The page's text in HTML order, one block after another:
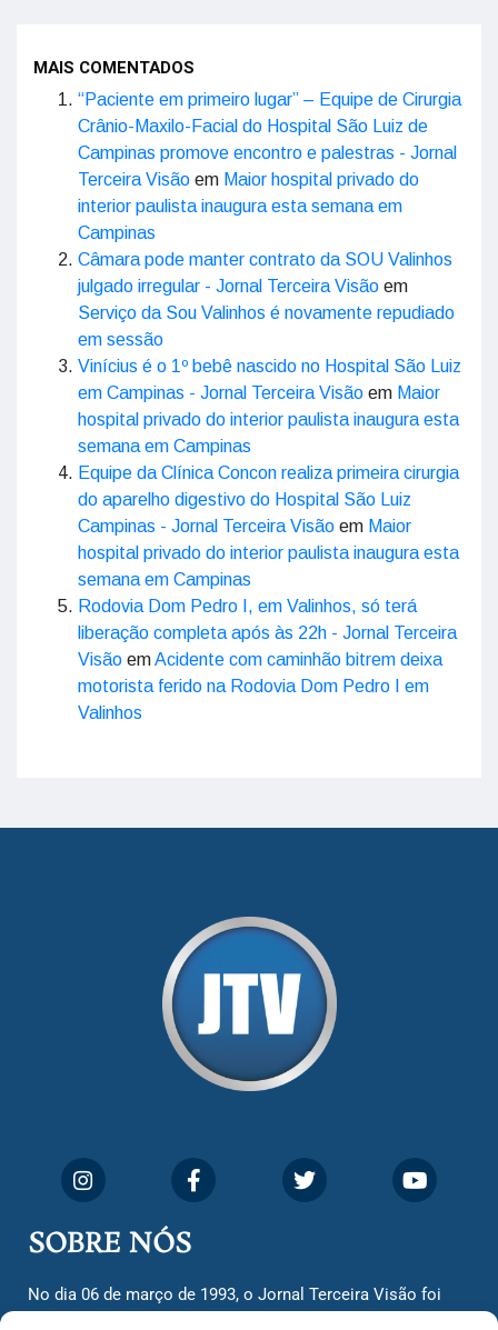
MAIS COMENTADOS
“Paciente em primeiro lugar” – Equipe de Cirurgia
Crânio-Maxilo-Facial do Hospital São Luiz de
Campinas promove encontro e palestras - Jornal
Terceira Visão em Maior hospital privado do
interior paulista inaugura esta semana em
Campinas
Câmara pode manter contrato da SOU Valinhos
julgado irregular - Jornal Terceira Visão em
Serviço da Sou Valinhos é novamente repudiado
em sessão
Vinícius é o 1º bebê nascido no Hospital São Luiz
em Campinas - Jornal Terceira Visão em Maior
hospital privado do interior paulista inaugura esta
semana em Campinas
Equipe da Clínica Concon realiza primeira cirurgia
do aparelho digestivo do Hospital São Luiz
Campinas - Jornal Terceira Visão em Maior
hospital privado do interior paulista inaugura esta
semana em Campinas
Rodovia Dom Pedro I, em Valinhos, só terá
liberação completa após às 22h - Jornal Terceira
Visão emAcidente com caminhão bitrem deixa
motorista ferido na Rodovia Dom Pedro I em
Valinhos
SOBRE NÓS
No dia 06 de março de 1993, o Jornal Terceira Visão foi